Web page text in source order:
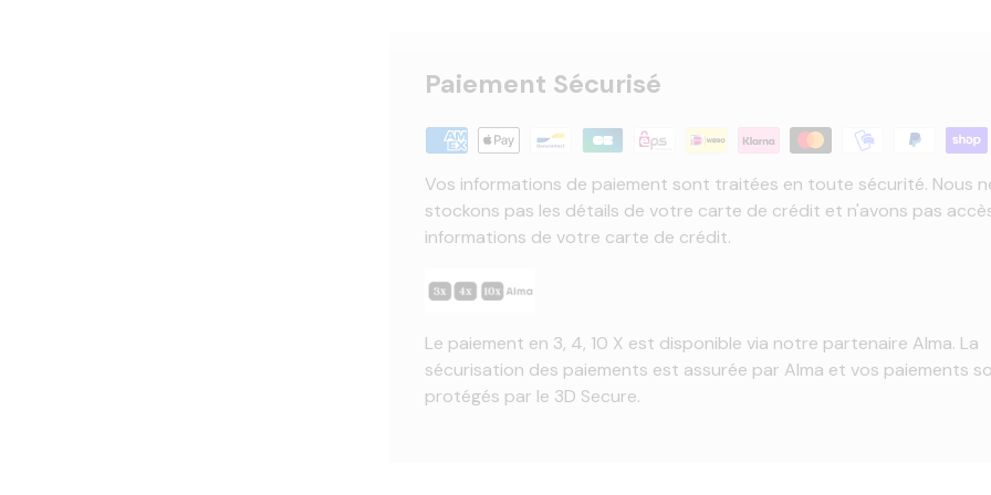
Paiement Sécurisé
Vos informations de paiement sont traitées en toute sécurité. Nous
stockons pas les détails de votre carte de crédit et n'avons pas
informations de votre carte de crédit.
Le paiement en 3, 4, 10 X est disponible via notre partenaire Alma. La
sécurisation des paiements est assurée par Alma et vos paiements
protégés par le 3D Secure.